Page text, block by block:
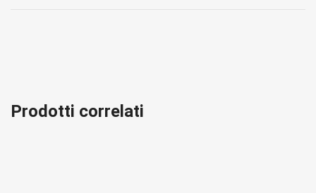
Prodotti correlati